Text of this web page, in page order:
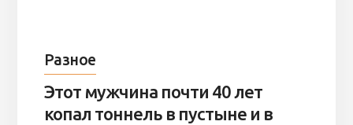
Разное
Этот мужчина почти 40 лет
копал тоннель в пустыне и в